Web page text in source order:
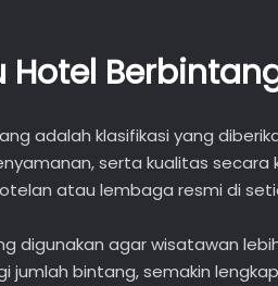
Hotel
adalah klasifikasi yang
serta kualitas
atau lembaga resmi di
digunakan agar wisatawan
jumlah bintang, semakin